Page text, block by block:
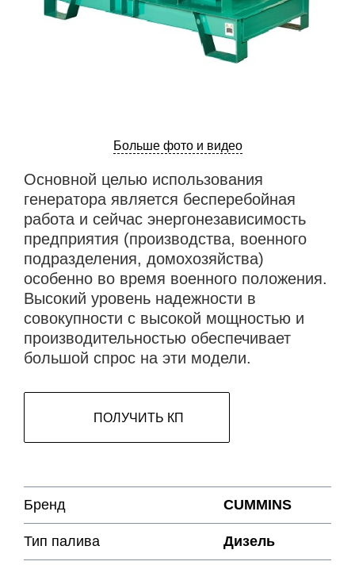
Больше фото и видео
Основной целью использования
генератора является бесперебойная
работа и сейчас энергонезависимость
предприятия (производства, военного
подразделения, домохозяйства)
особенно во время военного положения.
Высокий уровень надежности в
совокупности с высокой мощностью и
производительностью обеспечивает
большой спрос на эти модели.
ПОЛУЧИТЬ КП
Бренд CUMMINS
Тип палива Дизель